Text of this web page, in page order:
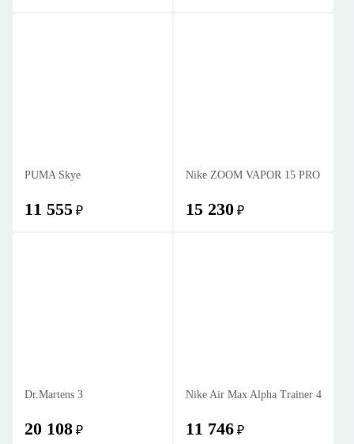
PUMA Skye
11 555 ₽
Nike ZOOM VAPOR 15 PRO
15 230 ₽
Dr.Martens 3
20 108 ₽
Nike Air Max Alpha Trainer 4
11 746 ₽